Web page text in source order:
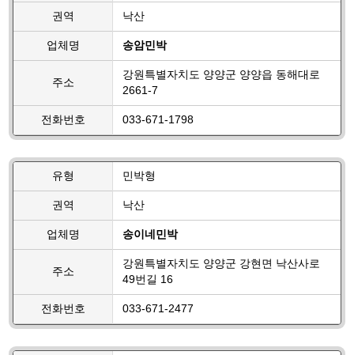
권역 낙산
업체명 송암민박
주소
강원특별자치도 양양군 양양읍 동해대로
2661-7
전화번호 033-671-1798
유형 민박형
권역 낙산
업체명 송이네민박
주소
강원특별자치도 양양군 강현면 낙산사로
49번길 16
전화번호 033-671-2477